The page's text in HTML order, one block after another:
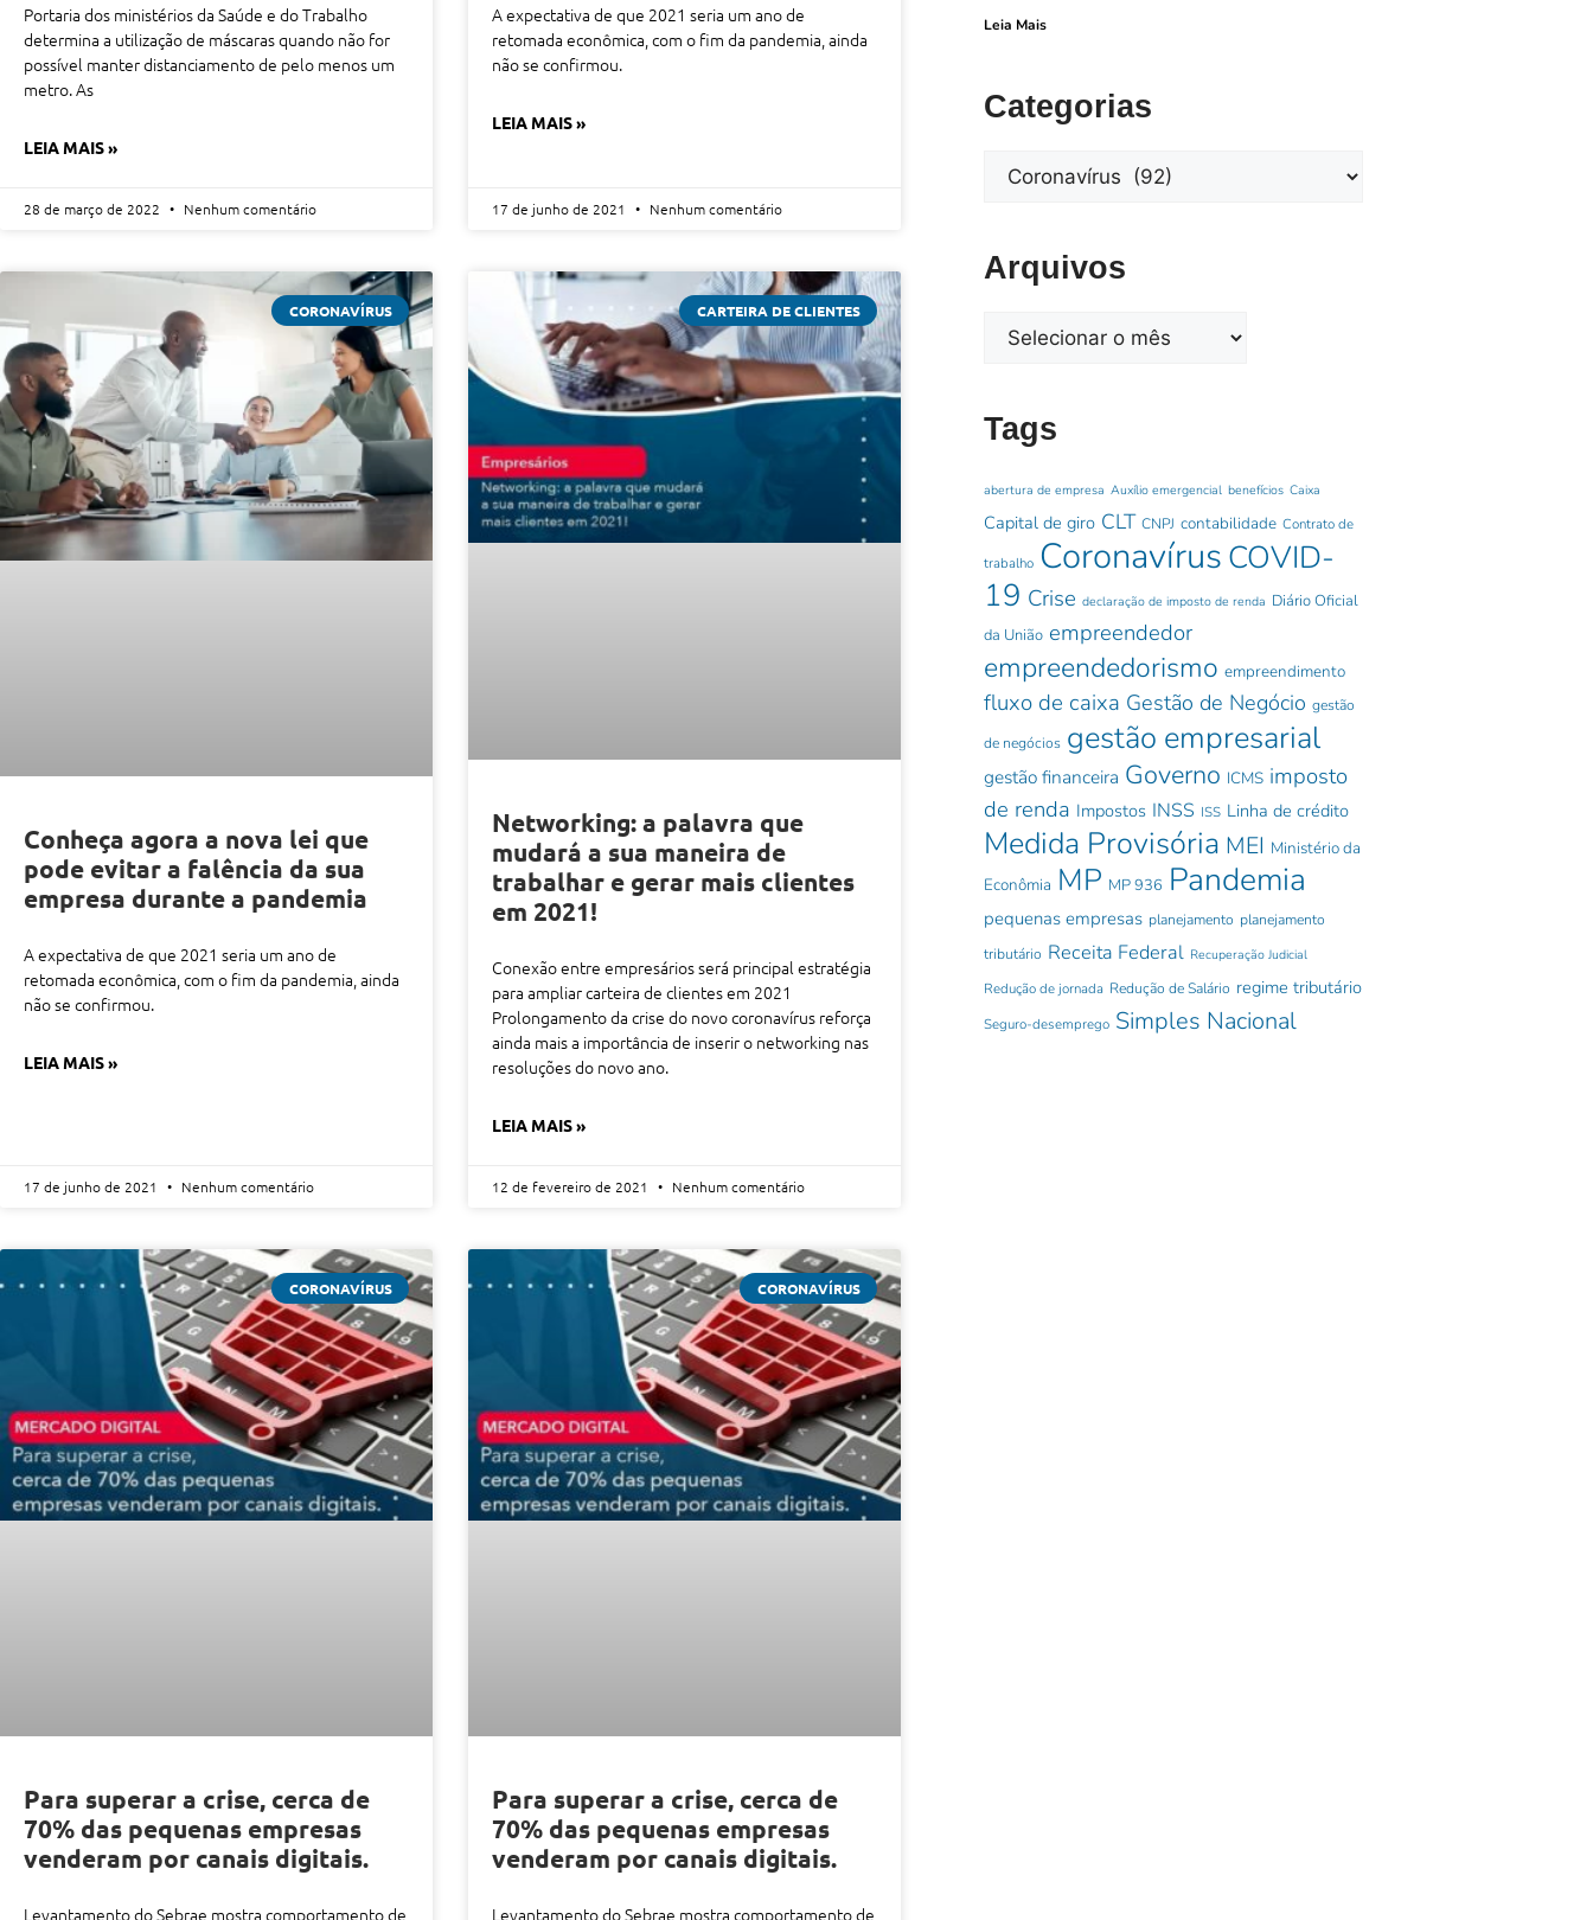
Portaria dos ministérios da Saúde e do Trabalho
determina a utilização de máscaras quando não for
possível manter distanciamento de pelo menos um
metro. As
LEIA MAIS »
28 de março de 2022 Nenhum comentário
A expectativa de que 2021 seria um ano de
retomada econômica, com o fim da pandemia, ainda
não se confirmou.
LEIA MAIS »
17 de junho de 2021 Nenhum comentário
CORONAVÍRUS
Conheça agora a nova lei que
pode evitar a falência da sua
empresa durante a pandemia
A expectativa de que 2021 seria um ano de
retomada econômica, com o fim da pandemia, ainda
não se confirmou.
LEIA MAIS »
17 de junho de 2021 Nenhum comentário
CARTEIRA DE CLIENTES
Networking: a palavra que
mudará a sua maneira de
trabalhar e gerar mais clientes
em 2021!
Conexão entre empresários será principal estratégia
para ampliar carteira de clientes em 2021
Prolongamento da crise do novo coronavírus reforça
ainda mais a importância de inserir o networking nas
resoluções do novo ano.
LEIA MAIS »
12 de fevereiro de 2021 Nenhum comentário
CORONAVÍRUS
Para superar a crise, cerca de
70% das pequenas empresas
venderam por canais digitais.
Levantamento do Sebrae mostra comportamento de
CORONAVÍRUS
Para superar a crise, cerca de
70% das pequenas empresas
venderam por canais digitais.
Levantamento do Sebrae mostra comportamento de
Leia Mais
Categorias
Arquivos
Tags
abertura de empresa Auxílio emergencial benefícios Caixa
Capital de giro CLT CNPJ contabilidade Contrato de
trabalho Coronavírus COVID-
19 Crise declaração de imposto de renda Diário Oficial
da União empreendedor
empreendedorismo empreendimento
fluxo de caixa Gestão de Negócio gestão
de negócios gestão empresarial
gestão financeira Governo ICMS imposto
de renda Impostos INSS ISS Linha de crédito
Medida Provisória MEI Ministério da
Econômia MP MP 936 Pandemia
pequenas empresas planejamento planejamento
tributário Receita Federal Recuperação Judicial
Redução de jornada Redução de Salário regime tributário
Seguro-desemprego Simples Nacional